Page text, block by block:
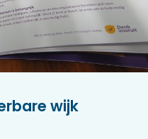
wijk